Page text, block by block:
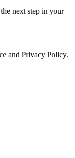
next step in your
and Privacy Policy.